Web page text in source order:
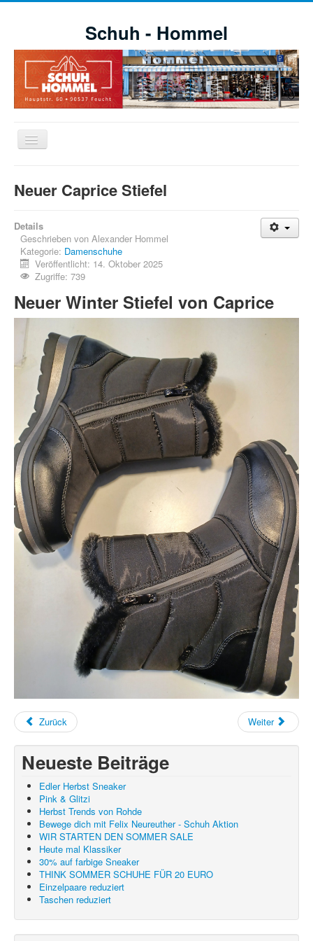
Schuh - Hommel
Navigation
an/aus
Schuhe
Aktuelle Aktionen
Markensortiment
Öffnungszeiten
Impressionen
Auszeichnungen
Kontakt
Unser Team
Neuer Caprice Stiefel
Details
Geschrieben von Alexander Hommel
Kategorie: Damenschuhe
Veröffentlicht: 14. Oktober 2025
Zugriffe: 739
Neuer Winter Stiefel von Caprice
Zurück Weiter
Neueste Beiträge
Edler Herbst Sneaker
Pink & Glitzi
Herbst Trends von Rohde
Bewege dich mit Felix Neureuther - Schuh Aktion
WIR STARTEN DEN SOMMER SALE
Heute mal Klassiker
30% auf farbige Sneaker
THINK SOMMER SCHUHE FÜR 20 EURO
Einzelpaare reduziert
Taschen reduziert